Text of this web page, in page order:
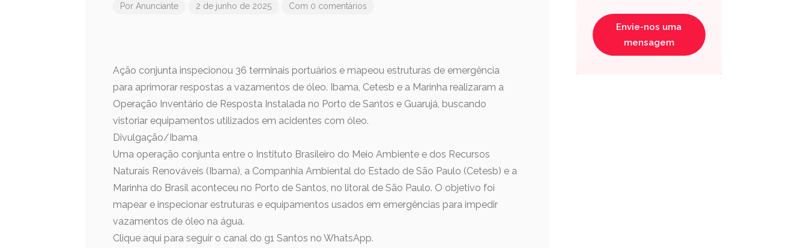
Por Anunciante 2 de junho de 2025 Com 0 comentários
Ação conjunta inspecionou 36 terminais portuários e mapeou estruturas de emergência
para aprimorar respostas a vazamentos de óleo. Ibama, Cetesb e a Marinha realizaram a
Operação Inventário de Resposta Instalada no Porto de Santos e Guarujá, buscando
vistoriar equipamentos utilizados em acidentes com óleo.
Divulgação/Ibama
Uma operação conjunta entre o Instituto Brasileiro do Meio Ambiente e dos Recursos
Naturais Renováveis (Ibama), a Companhia Ambiental do Estado de São Paulo (Cetesb) e a
Marinha do Brasil aconteceu no Porto de Santos, no litoral de São Paulo. O objetivo foi
mapear e inspecionar estruturas e equipamentos usados em emergências para impedir
vazamentos de óleo na água.
Clique aqui para seguir o canal do g1 Santos no WhatsApp.
Envie-nos uma
mensagem